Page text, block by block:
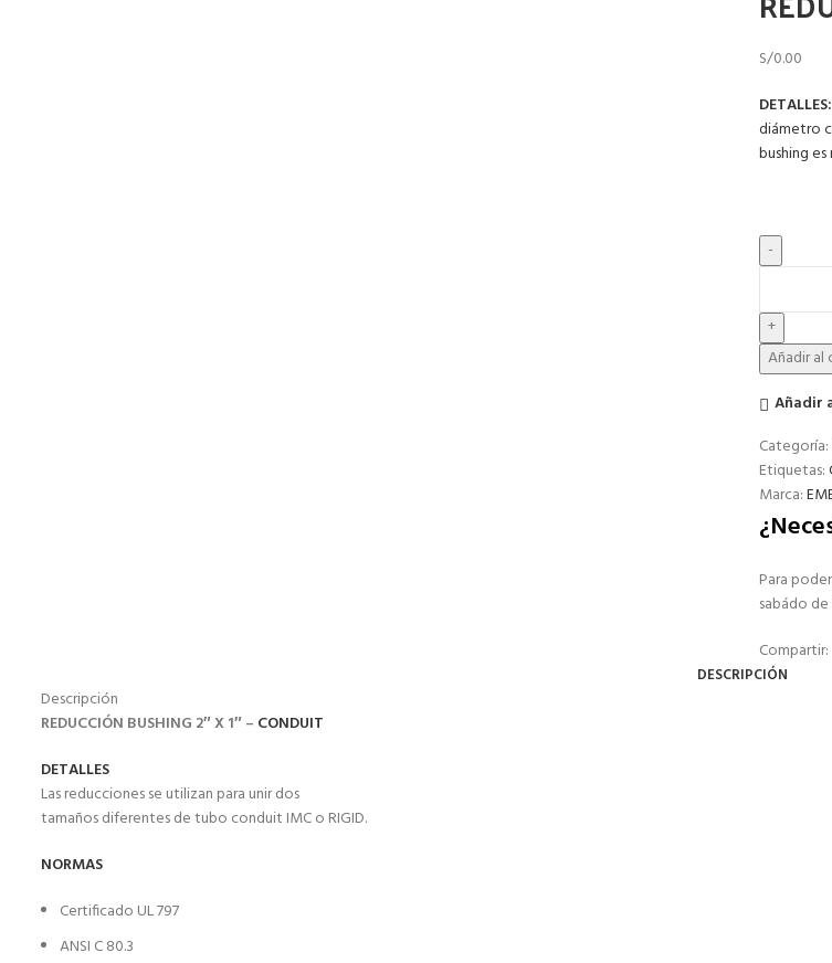
S/0.00
DETALLES:
diámetro
bushing
Añadir al
Añadir
Categoría:
Etiquetas:
Marca:
Para
sabádo de
Compartir:
DESCRIPCIÓN
Descripción
REDUCCIÓN BUSHING 2″ X 1″ – CONDUIT
DETALLES
Las reducciones se utilizan para unir dos
tamaños diferentes de tubo conduit IMC o RIGID.
NORMAS
Certificado UL 797
ANSI C 80.3